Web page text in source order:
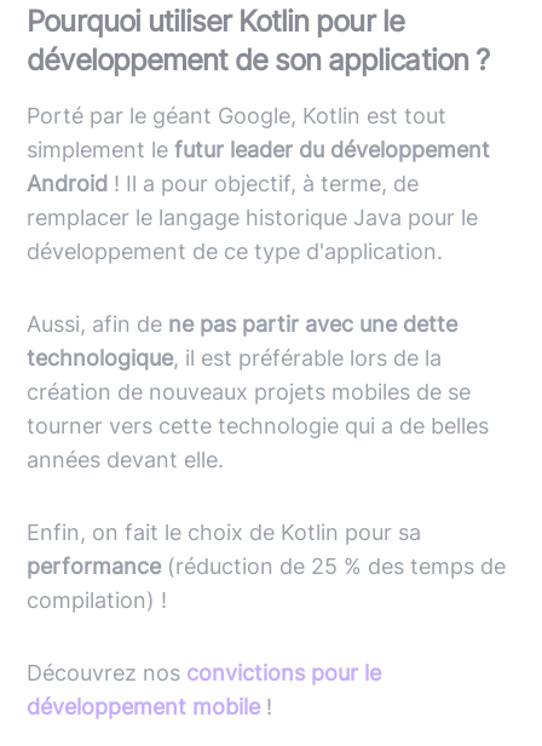
Pourquoi utiliser Kotlin pour le
développement de son application ?
Porté par le géant Google, Kotlin est tout
simplement lefutur leader du développement
Android ! Il a pour objectif, à terme, de
remplacer le langage historique Java pour le
développement de ce type d'application.
Aussi, afin de ne pas partir avec une dette
technologique, il est préférable lors de la
création de nouveaux projets mobiles de se
tourner vers cette technologie qui a de belles
années devant elle.
Enfin, on fait le choix de Kotlin pour sa
performance(réduction de 25 % des temps de
compilation) !
Découvrez nos convictions pour le
développement mobile!